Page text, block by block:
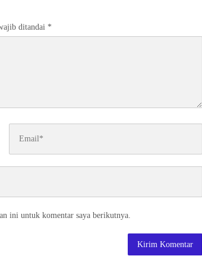
ditandai *
ini untuk komentar saya berikutnya.